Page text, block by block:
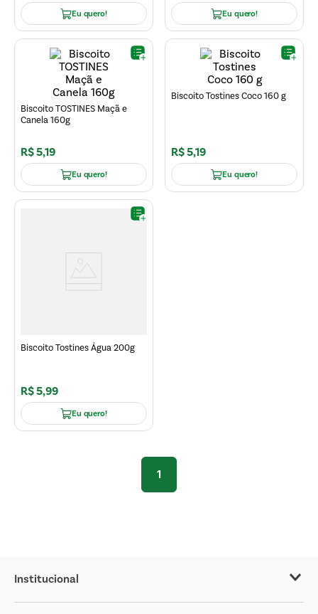
Eu quero! Eu quero!
Biscoito TOSTINES Maçã e
Canela 160g
R$5,19
Eu quero!
Biscoito Tostines Coco 160 g
R$5,19
Eu quero!
Biscoito Tostines Água 200g
R$5,99
Eu quero!
1
Institucional
Sobre o Covabra